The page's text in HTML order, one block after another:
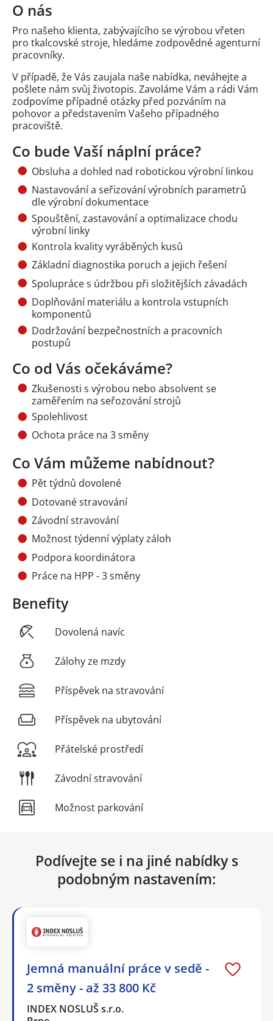
O nás
Pro našeho klienta, zabývajícího se výrobou vřeten
pro tkalcovské stroje, hledáme zodpovědné agenturní
pracovníky.
V případě, že Vás zaujala naše nabídka, neváhejte a
pošlete nám svůj životopis. Zavoláme Vám a rádi Vám
zodpovíme případné otázky před pozváním na
pohovor a představením Vašeho případného
pracoviště.
Co bude Vaší náplní práce?
Obsluha a dohled nad robotickou výrobní linkou
Nastavování a seřizování výrobních parametrů
dle výrobní dokumentace
Spouštění, zastavování a optimalizace chodu
výrobní linky
Kontrola kvality vyráběných kusů
Základní diagnostika poruch a jejich řešení
Spolupráce s údržbou při složitějších závadách
Doplňování materiálu a kontrola vstupních
komponentů
Dodržování bezpečnostních a pracovních
postupů
Co od Vás očekáváme?
Zkušenosti s výrobou nebo absolvent se
zaměřením na seřozování strojů
Spolehlivost
Ochota práce na 3 směny
Co Vám můžeme nabídnout?
Pět týdnů dovolené
Dotované stravování
Závodní stravování
Možnost týdenní výplaty záloh
Podpora koordinátora
Práce na HPP - 3 směny
Benefity
Dovolená navíc
Zálohy ze mzdy
Příspěvek na stravování
Příspěvek na ubytování
Přátelské prostředí
Závodní stravování
Možnost parkování
Podívejte se i na jiné nabídky s
podobným nastavením:
Jemná manuální práce v sedě -
2 směny - až 33 800 Kč
INDEX NOSLUŠ s.r.o.